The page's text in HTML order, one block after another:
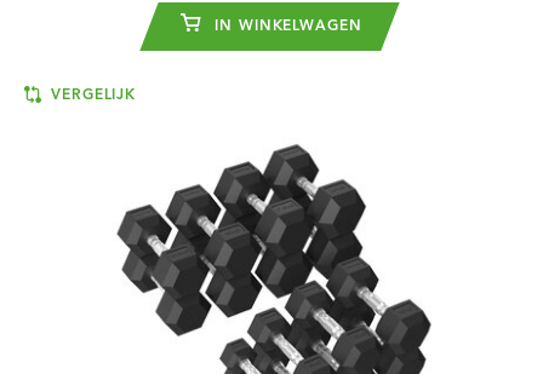
IN WINKELWAGEN
VERGELIJK